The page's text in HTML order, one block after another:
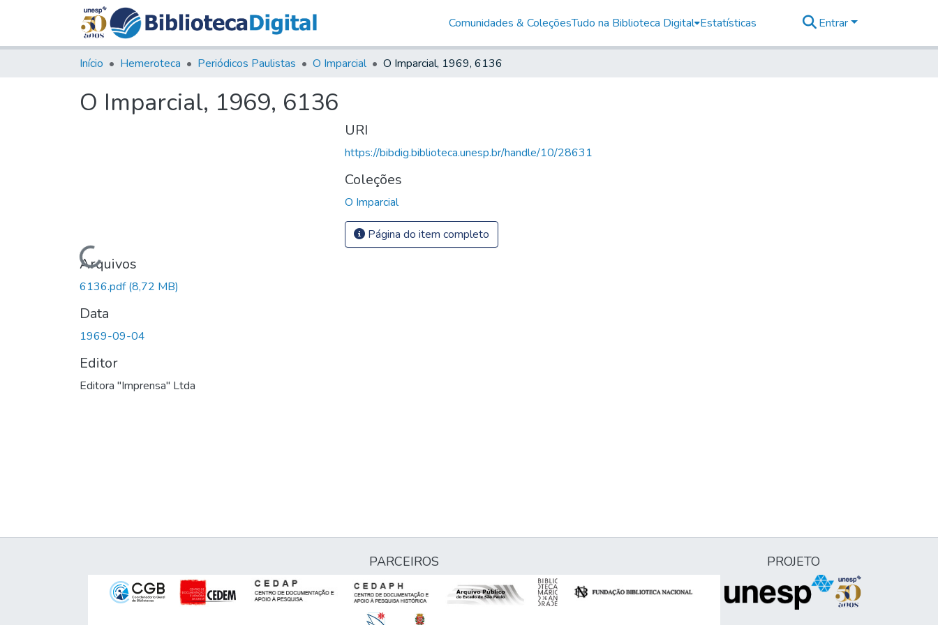
Comunidades & ColeçõesTudo na Biblioteca Digital Estatísticas Entrar
Início Hemeroteca Periódicos Paulistas O Imparcial O Imparcial, 1969, 6136
O Imparcial, 1969, 6136
Carregando...
Arquivos
6136.pdf(8,72 MB)
Data
1969-09-04
Editor
Editora "Imprensa" Ltda
URI
https://bibdig.biblioteca.unesp.br/handle/10/28631
Coleções
O Imparcial
Página do item completo
PARCEIROS PROJETO